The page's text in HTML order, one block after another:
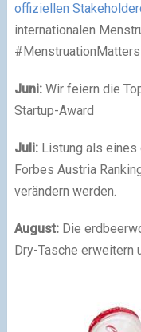
offiziellen
internationalen
#MenstruationMatters
Juni:Wir feiern die
Startup-Award
Juli:Listung als eines
Forbes Austria
verändern werden.
August:Die
Dry-Tasche erweitern